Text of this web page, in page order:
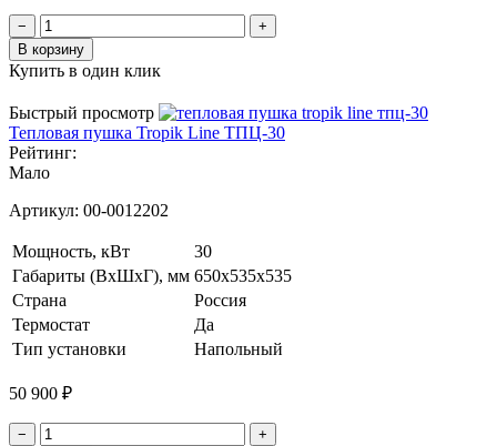
−
+
В корзину
Купить в один клик
Быстрый просмотр
Тепловая пушка Tropik Line ТПЦ-30
Рейтинг:
Мало
Артикул: 00-0012202
Мощность, кВт
30
Габариты (ВхШхГ), мм 650x535x535
Страна
Россия
Термостат
Да
Тип установки
Напольный
50 900 ₽
−
+